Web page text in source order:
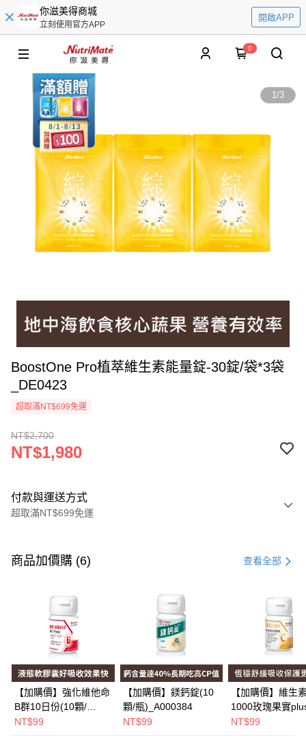
你滋美得商城
立刻使用官方APP
開啟APP
0
1/3
BoostOne Pro植萃維生素能量錠-30錠/袋*3袋
_DE0423
超取滿NT$699免運
NT$2,700
NT$1,980
付款與運送方式
超取滿NT$699免運
信用卡一次付款
Apple Pay
悠遊付
Google Pay
商品加價購 (6) 查看全部
【加購價】強化維他命
B群10日份(10顆/
瓶)_A000226
NT$99
【加購價】鎂鈣錠(10
顆/瓶)_A000384
NT$99
【加購價】維生
1000玫瑰果實
(10錠/瓶)*1瓶
NT$99